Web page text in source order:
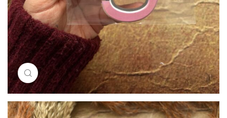
Resimi büyütmek için tıklayın